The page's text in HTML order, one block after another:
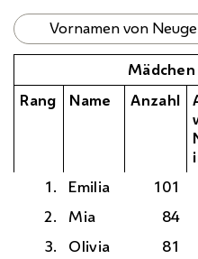
Vornamen von
Mädchen
Rang
Name Anzahl
1. Emilia 101
2.
Mia 84
3.
Olivia 81